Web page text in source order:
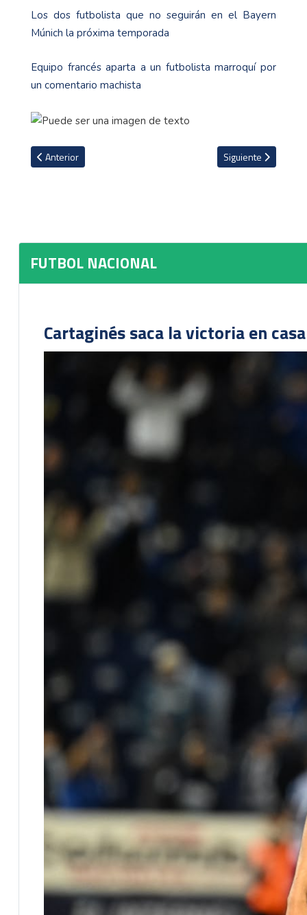
Los dos futbolista que no seguirán en el Bayern
Múnich la próxima temporada
Equipo francés aparta a un futbolista marroquí por
un comentario machista
Artículo anterior: Saprissa líder absoluto en recaudación y
Anterior Artículo siguiente:
Siguiente
FUTBOL NACIONAL
Cartaginés saca la victoria en